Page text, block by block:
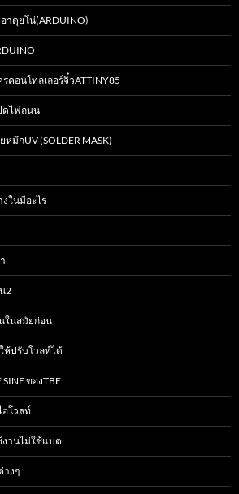
าดุยโน่(ARDUINO)
คอนโทลเลอร์จิ๋วATTINY85
ดไฟถนน
มึกUV (SOLDER MASK)
งในมีอะไร
2
ในสมัยก่อน
ห้ปรับโวลท์ได้
ของTBE
ฮโวลท์
งานไม่ใช้แบต
างๆ